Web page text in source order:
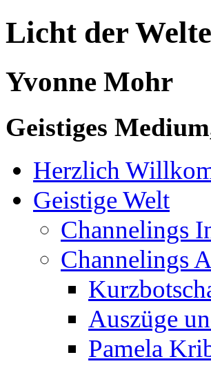
Licht der
Yvonne Mohr
Geistiges
Herzlich
Geistige Welt
Channelings
Channelings
Auszüge
Pamela